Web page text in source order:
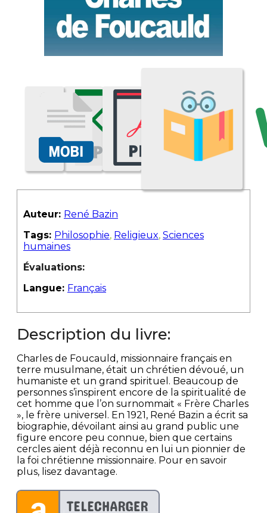
Auteur: René Bazin
Tags: Philosophie, Religieux, Sciences
humaines
Évaluations:
Langue: Français
Description du livre:
Charles de Foucauld, missionnaire français en
terre musulmane, était un chrétien dévoué, un
humaniste et un grand spirituel. Beaucoup de
personnes s’inspirent encore de la spiritualité de
cet homme que l’on surnommait « Frère Charles
», le frère universel. En 1921, René Bazin a écrit sa
biographie, dévoilant ainsi au grand public une
figure encore peu connue, bien que certains
cercles aient déjà reconnu en lui un pionnier de
la foi chrétienne missionnaire. Pour en savoir
plus, lisez davantage.